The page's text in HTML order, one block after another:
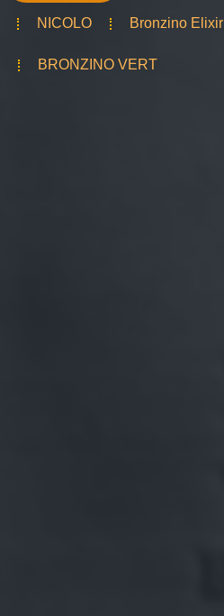
NICOLO Bronzino Elixir
BRONZINO VERT